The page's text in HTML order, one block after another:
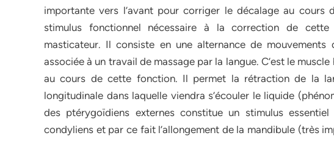
importante vers l’avant pour corriger le décalage au cours
stimulus fonctionnel nécessaire à la correction de cette
masticateur. Il consiste en une alternance de mouvements
associée à un travail de massage par la langue. C’est le
au cours de cette fonction. Il permet la rétraction de la
longitudinale dans laquelle viendra s’écouler le liquide
des ptérygoïdiens externes constitue un stimulus
condyliens et par ce fait l’allongement de la mandibule (très